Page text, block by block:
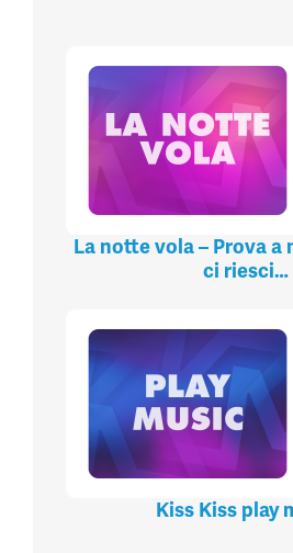
La notte vola – Prova a
ci riesci…
Kiss Kiss play